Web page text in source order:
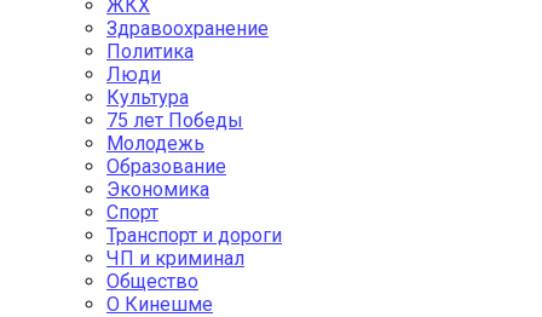
ЖКХ
Здравоохранение
Политика
Люди
Культура
75 лет Победы
Молодежь
Образование
Экономика
Спорт
Транспорт и дороги
ЧП и криминал
Общество
О Кинешме